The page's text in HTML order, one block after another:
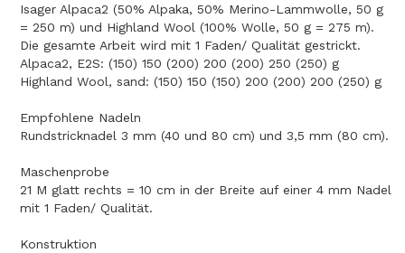
Isager Alpaca2 (50% Alpaka, 50% Merino-Lammwolle, 50 g
= 250 m) und Highland Wool (100% Wolle, 50 g = 275 m).
Die gesamte Arbeit wird mit 1 Faden/ Qualität gestrickt.
Alpaca2, E2S: (150) 150 (200) 200 (200) 250 (250) g
Highland Wool, sand: (150) 150 (150) 200 (200) 200 (250) g
Empfohlene Nadeln
Rundstricknadel 3 mm (40 und 80 cm) und 3,5 mm (80 cm).
Maschenprobe
21 M glatt rechts = 10 cm in der Breite auf einer 4 mm Nadel
mit 1 Faden/ Qualität.
Konstruktion